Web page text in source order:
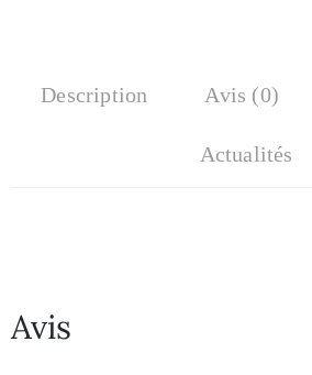
Description Avis (0)
Actualités
Avis